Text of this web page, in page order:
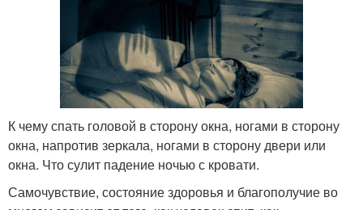
К чему спать головой в сторону окна, ногами в сторону
окна, напротив зеркала, ногами в сторону двери или
окна. Что сулит падение ночью с кровати.
Самочувствие, состояние здоровья и благополучие во